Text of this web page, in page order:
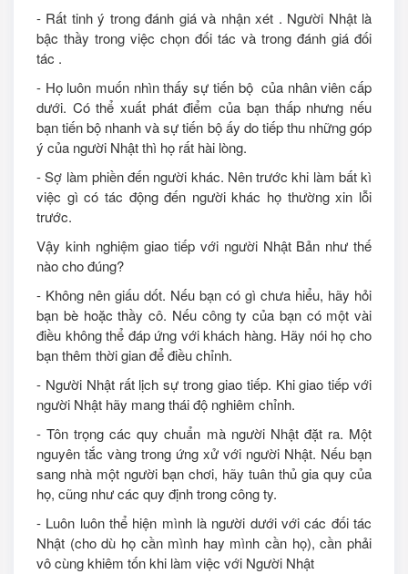
- Rất tinh ý trong đánh giá và nhận xét . Người Nhật là
bậc thầy trong việc chọn đối tác và trong đánh giá đối
tác .
- Họ luôn muốn nhìn thấy sự tiến bộ của nhân viên cấp
dưới. Có thể xuất phát điểm của bạn thấp nhưng nếu
bạn tiến bộ nhanh và sự tiến bộ ấy do tiếp thu những góp
ý của người Nhật thì họ rất hài lòng.
- Sợ làm phiền đến người khác. Nên trước khi làm bất kì
việc gì có tác động đến người khác họ thường xin lỗi
trước.
Vậy kinh nghiệm giao tiếp với người Nhật Bản như thế
nào cho đúng?
- Không nên giấu dốt. Nếu bạn có gì chưa hiểu, hãy hỏi
bạn bè hoặc thầy cô. Nếu công ty của bạn có một vài
điều không thể đáp ứng với khách hàng. Hãy nói họ cho
bạn thêm thời gian để điều chỉnh.
- Người Nhật rất lịch sự trong giao tiếp. Khi giao tiếp với
người Nhật hãy mang thái độ nghiêm chỉnh.
- Tôn trọng các quy chuẩn mà người Nhật đặt ra. Một
nguyên tắc vàng trong ứng xử với người Nhật. Nếu bạn
sang nhà một người bạn chơi, hãy tuân thủ gia quy của
họ, cũng như các quy định trong công ty.
- Luôn luôn thể hiện mình là người dưới với các đối tác
Nhật (cho dù họ cần mình hay mình cần họ), cần phải
vô cùng khiêm tốn khi làm việc với Người Nhật